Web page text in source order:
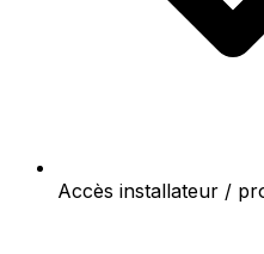
Accès installateur /